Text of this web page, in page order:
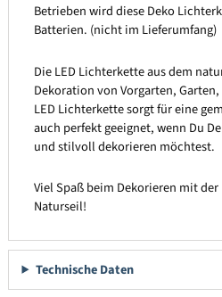
Betrieben wird diese Deko
Batterien. (nicht im Lieferumfang)
Die LED Lichterkette aus dem
Dekoration von Vorgarten,
LED Lichterkette sorgt für eine
auch perfekt geeignet, wenn Du
und stilvoll dekorieren möchtest.
Viel Spaß beim Dekorieren mit
Naturseil!
Technische Daten